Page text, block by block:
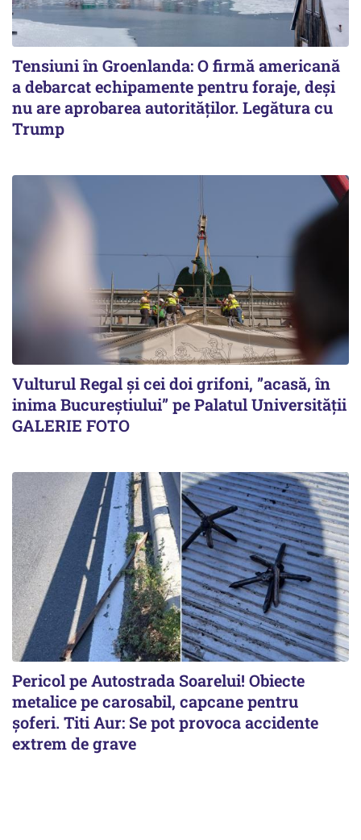
Tensiuni în Groenlanda: O firmă americană
a debarcat echipamente pentru foraje, deși
nu are aprobarea autorităților. Legătura cu
Trump
Vulturul Regal și cei doi grifoni, ”acasă, în
inima Bucureștiului” pe Palatul Universității
GALERIE FOTO
Pericol pe Autostrada Soarelui! Obiecte
metalice pe carosabil, capcane pentru
șoferi. Titi Aur: Se pot provoca accidente
extrem de grave